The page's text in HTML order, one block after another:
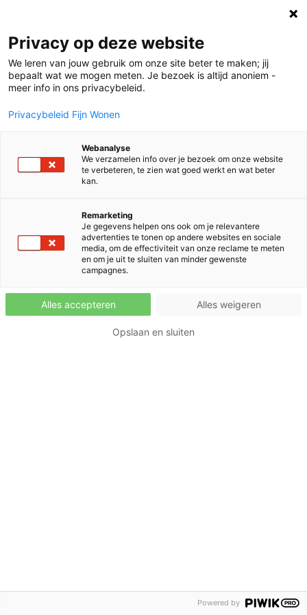
Privacy op deze website
We leren van jouw gebruik om onze site beter te maken; jij
bepaalt wat we mogen meten. Je bezoek is altijd anoniem -
meer info in ons privacybeleid.
Privacybeleid Fijn Wonen
Webanalyse
We verzamelen info over je bezoek om onze website
te verbeteren, te zien wat goed werkt en wat beter
kan.
Remarketing
Je gegevens helpen ons ook om je relevantere
advertenties te tonen op andere websites en sociale
media, om de effectiviteit van onze reclame te meten
en om je uit te sluiten van minder gewenste
campagnes.
Alles accepteren Alles weigeren
Opslaan en sluiten
Powered by